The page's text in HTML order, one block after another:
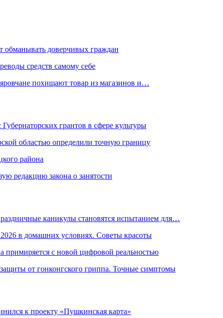
доверчивых граждан
средств самому себе
похищают товар из магазинов и…
грантов в сфере культуры
областью определили точную границу
района
редакцию закона о занятости
каникулы становятся испытанием для…
в домашних условиях. Советы красоты
примиряется с новой цифровой реальностью
от гонконгского гриппа. Точные симптомы
к проекту «Пушкинская карта»